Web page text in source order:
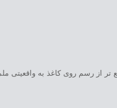
تر از رسم روی کاغذ به واقعیتی